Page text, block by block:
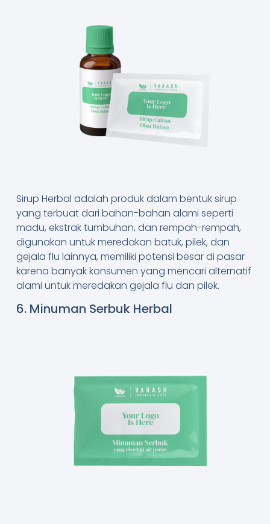
Sirup Herbal adalah produk dalam bentuk sirup
yang terbuat dari bahan-bahan alami seperti
madu, ekstrak tumbuhan, dan rempah-rempah,
digunakan untuk meredakan batuk, pilek, dan
gejala flu lainnya, memiliki potensi besar di pasar
karena banyak konsumen yang mencari alternatif
alami untuk meredakan gejala flu dan pilek.
6. Minuman Serbuk Herbal